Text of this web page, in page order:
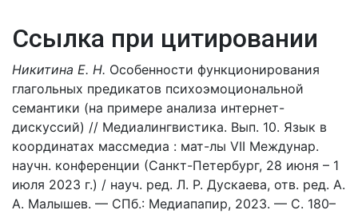
Ссылка при цитировании
Никитина Е. Н. Особенности функционирования
глагольных предикатов психоэмоциональной
семантики (на примере анализа интернет-
дискуссий) // Медиалингвистика. Вып. 10. Язык в
координатах массмедиа : мат-лы VII Междунар.
научн. конференции (Санкт-Петербург, 28 июня – 1
июля 2023 г.) / науч. ред. Л. Р. Дускаева, отв. ред. А.
А. Малышев. — СПб.: Медиапапир, 2023. — С. 180–